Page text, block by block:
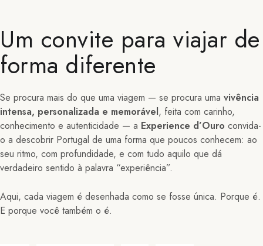
Um convite para viajar de
forma diferente
Se procura mais do que uma viagem — se procura uma vivência
intensa, personalizada e memorável, feita com carinho,
conhecimento e autenticidade — a Experience d’Ouro convida-
o a descobrir Portugal de uma forma que poucos conhecem: ao
seu ritmo, com profundidade, e com tudo aquilo que dá
verdadeiro sentido à palavra “experiência”.
Aqui, cada viagem é desenhada como se fosse única. Porque é.
E porque você também o é.